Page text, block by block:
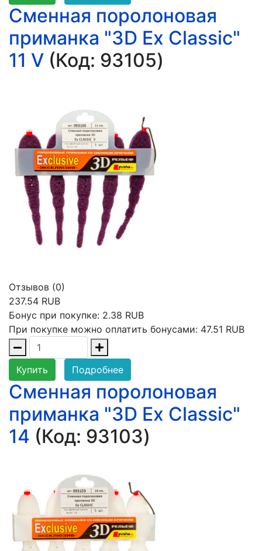
Сменная поролоновая
приманка "3D Ex Classic"
11 V (Код: 93105)
Отзывов (0)
237.54 RUB
Бонус при покупке: 2.38 RUB
При покупке можно оплатить бонусами: 47.51 RUB
Купить Подробнее
Сменная поролоновая
приманка "3D Ex Classic"
14 (Код: 93103)